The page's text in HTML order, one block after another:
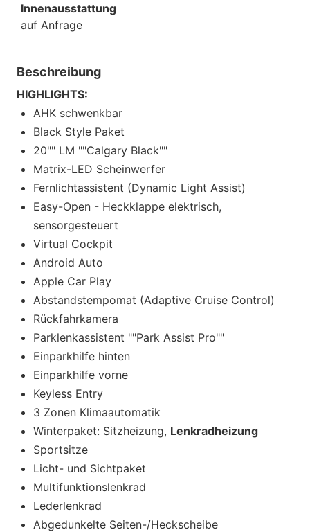
Innenausstattung
auf Anfrage
Beschreibung
HIGHLIGHTS:
AHK schwenkbar
Black Style Paket
20"" LM ""Calgary Black""
Matrix-LED Scheinwerfer
Fernlichtassistent (Dynamic Light Assist)
Easy-Open - Heckklappe elektrisch,
sensorgesteuert
Virtual Cockpit
Android Auto
Apple Car Play
Abstandstempomat (Adaptive Cruise Control)
Rückfahrkamera
Parklenkassistent ""Park Assist Pro""
Einparkhilfe hinten
Einparkhilfe vorne
Keyless Entry
3 Zonen Klimaautomatik
Winterpaket: Sitzheizung, Lenkradheizung
Sportsitze
Licht- und Sichtpaket
Multifunktionslenkrad
Lederlenkrad
Abgedunkelte Seiten-/Heckscheibe